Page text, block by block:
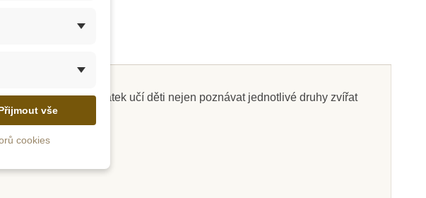
Do školy
maminek a mláďátek učí děti nejen poznávat jednotlivé druhy zvířat
vše
cookies